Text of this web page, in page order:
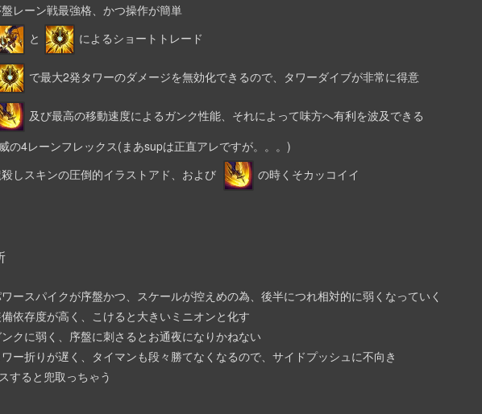
レーン戦最強格、かつ操作が簡単
と によるショートトレード
で最大2発タワーのダメージを無効化できるので、タワーダイブが非常に得意
及び最高の移動速度によるガンク性能、それによって味方へ有利を波及できる
の4レーンフレックス(まあsupは正直アレですが。。。)
しスキンの圧倒的イラストアド、および
の時くそカッコイイ
ースパイクが序盤かつ、スケールが控えめの為、後半につれ相対的に弱くなっていく
依存度が高く、こけると大きいミニオンと化す
クに弱く、序盤に刺さるとお通夜になりかねない
ー折りが遅く、タイマンも段々勝てなくなるので、サイドプッシュに不向き
すると兜取っちゃう